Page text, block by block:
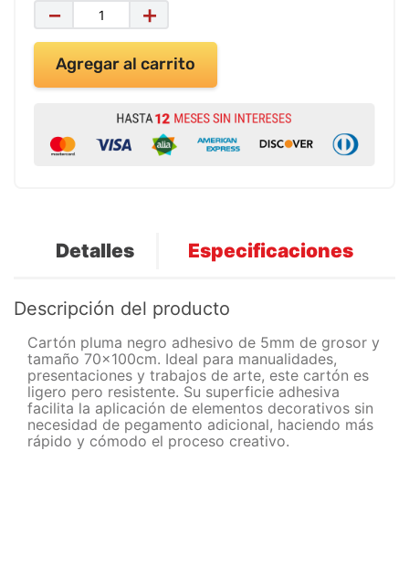
＋
－
Agregar al carrito
Detalles Especificaciones
Descripción del producto
Cartón pluma negro adhesivo de 5mm de grosor y
tamaño 70x100cm. Ideal para manualidades,
presentaciones y trabajos de arte, este cartón es
ligero pero resistente. Su superficie adhesiva
facilita la aplicación de elementos decorativos sin
necesidad de pegamento adicional, haciendo más
rápido y cómodo el proceso creativo.